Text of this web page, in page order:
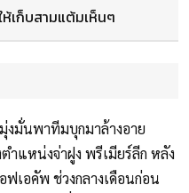
ห้เก็บสามแต้มเห็นๆ
มั่นพาทีมบุกมาล้างอาย
ำแหน่งจ่าฝูง พรีเมียร์ลีก หลัง
เอคัพ ช่วงกลางเดือนก่อน